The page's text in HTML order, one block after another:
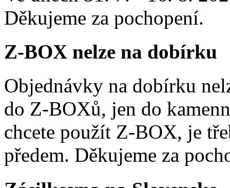
Děkujeme za pochopení.
Z-BOX nelze na dobírku
Objednávky na dobírku
do Z-BOXů, jen do
chcete použít Z-BOX, je
předem. Děkujeme za